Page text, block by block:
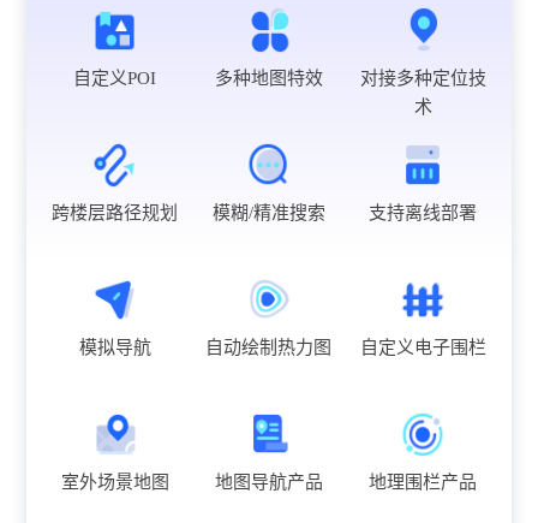
自定义POI 多种地图特效
对接多种定位技
术
跨楼层路径规划 模糊/精准搜索 支持离线部署
模拟导航 自动绘制热力图 自定义电子围栏
室外场景地图 地图导航产品 地理围栏产品